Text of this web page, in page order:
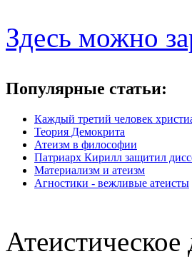
Здесь можно
Популярные статьи:
Каждый третий человек
Теория Демокрита
Атеизм в философии
Патриарх Кирилл защитил
Материализм и атеизм
Агностики - вежливые атеисты